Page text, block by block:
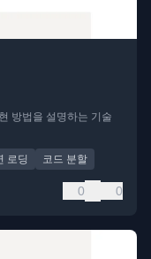
방법을 설명하는 기술
로딩 코드 분할
0 0